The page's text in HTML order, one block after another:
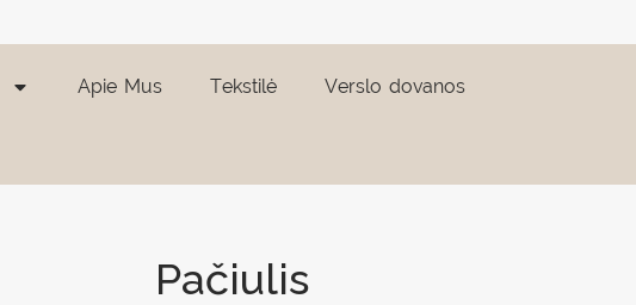
Apie Mus Tekstilė Verslo dovanos
Pačiulis